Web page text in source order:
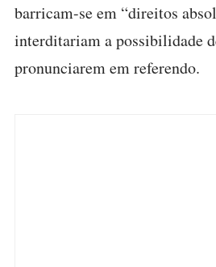
barricam-se em “direitos
interditariam a possibilidade
pronunciarem em referendo.